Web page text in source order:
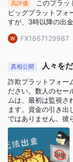
高評価
このプラッ
ビッグプラットフォ
すが、3時以降の出
FX1867129987
真相公開
人々を
詐欺の建物。投資
詐欺プラットフォー
ださい。数人のセー
ムは、最初は監視さ
ます。資金の引き出
ではありません。彼
す。人をだまして逃
ットフォームに注
り、人々をだまそう